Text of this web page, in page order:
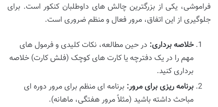
فراموشی، یکی از بزرگترین چالش های داوطلبان کنکور است. برای
جلوگیری از این اتفاق، مرور فعال و منظم ضروری است.
خلاصه برداری: در حین مطالعه، نکات کلیدی و فرمول های
مهم را در یک دفترچه یا کارت های کوچک (فلش کارت) خلاصه
برداری کنید.
برنامه ریزی برای مرور: برنامه ای منظم برای مرور دوره ای
مباحث داشته باشید (مثلاً مرور هفتگی، ماهانه).